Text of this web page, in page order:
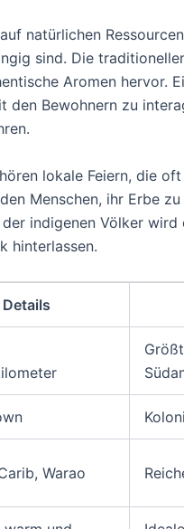
natürlichen
sind. Die
Aromen hervor.
Bewohnern zu
lokale Feiern, die
Menschen, ihr Erbe
indigenen Völker
hinterlassen.
Details
Warao